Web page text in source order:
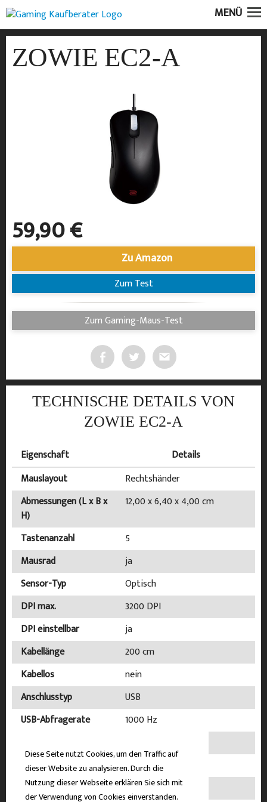
Diese Seite nutzt Cookies, um den Traffic auf
dieser Website zu analysieren. Durch die
Nutzung dieser Webseite erklären Sie sich mit
der Verwendung von Cookies einverstanden.
MENÜ
ZOWIE EC2-A
59,90 €
Zu Amazon
Zum Test
Zum Gaming-Maus-Test
TECHNISCHE DETAILS VON
ZOWIE EC2-A
Eigenschaft
Details
Mauslayout
Rechtshänder
Abmessungen (L x B x
H)
12,00 x 6,40 x 4,00 cm
Tastenanzahl
5
Mausrad
ja
Sensor-Typ
Optisch
DPI max.
3200 DPI
DPI einstellbar
ja
Kabellänge
200 cm
Kabellos
nein
Anschlusstyp
USB
USB-Abfragerate
1000 Hz
Akzentfarbe
Rot
Beleuchtung
ja